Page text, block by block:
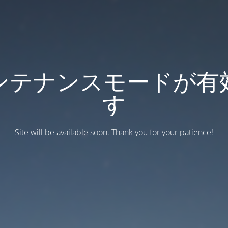
テナンスモードが有
す
Site will be available soon. Thank you for your patience!